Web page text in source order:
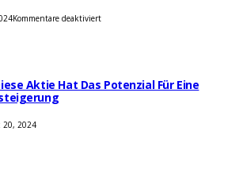
Kommentare deaktiviert
In
könnte
ein
Aktie Hat Das Potenzial Für Eine
20, 2024